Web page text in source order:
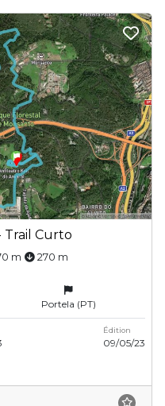
Trail Curto
m 270 m
Portela (PT)
Édition
09/05/23